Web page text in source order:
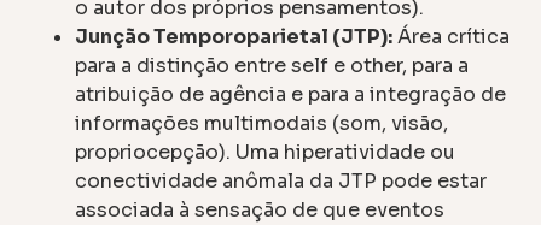
o autor dos próprios pensamentos).
Junção Temporoparietal (JTP):Área crítica
para a distinção entre self e other, para a
atribuição de agência e para a integração de
informações multimodais (som, visão,
propriocepção). Uma hiperatividade ou
conectividade anômala da JTP pode estar
associada à sensação de que eventos